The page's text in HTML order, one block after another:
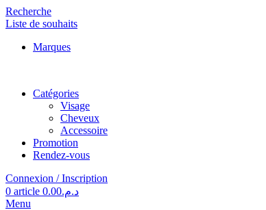
Recherche
Liste de souhaits
Marques
Catégories
Visage
Cheveux
Accessoire
Promotion
Rendez-vous
Connexion / Inscription
0 article د.م.0.00
Menu